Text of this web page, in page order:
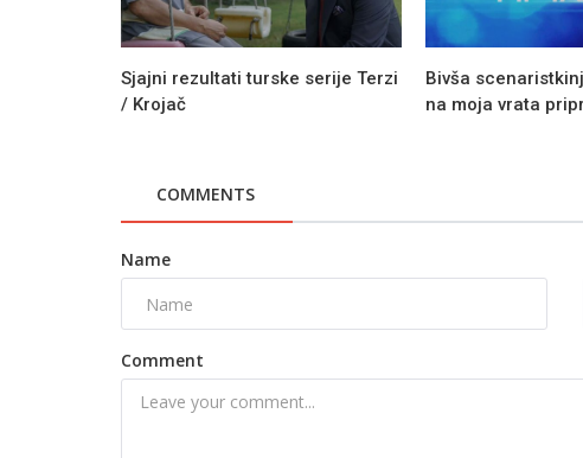
Sjajni rezultati turske serije Terzi
/ Krojač
Bivša
na moja vrata
COMMENTS
Name
Comment